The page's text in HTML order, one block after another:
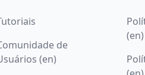
de
(en)
(en)